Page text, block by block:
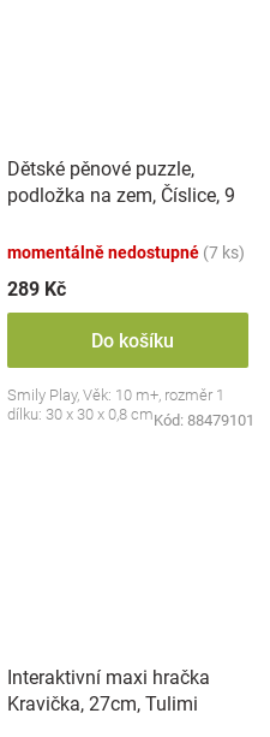
Dětské pěnové puzzle,
podložka na zem, Číslice, 9
momentálně nedostupné (7 ks)
289 Kč
Do košíku
Smily Play, Věk: 10 m+, rozměr 1
dílku: 30 x 30 x 0,8 cmKód: 88479101
Interaktivní maxi hračka
Kravička, 27cm, Tulimi